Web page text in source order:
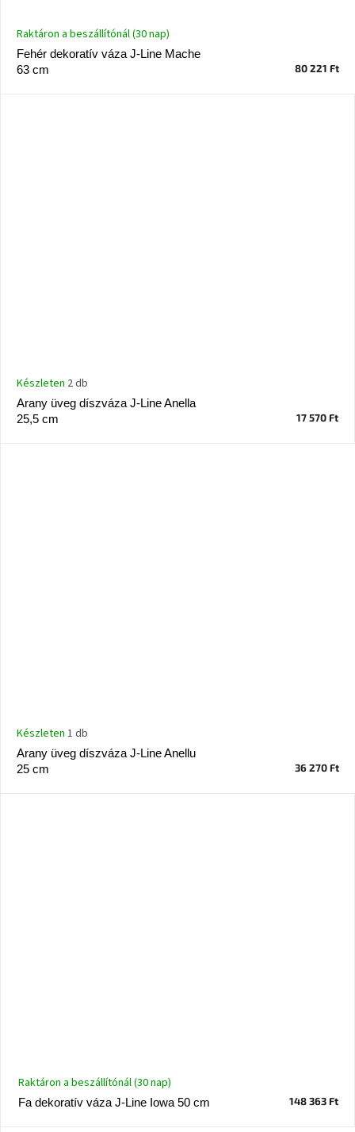
Fehér dekoratív váza J-Line Mache
63 cm
Raktáron a beszállítónál (30 nap)
80 221 Ft
Arany üveg díszváza J-Line Anella
25,5 cm
Készleten 2 db
17 570 Ft
Arany üveg díszváza J-Line Anellu
25 cm
Készleten 1 db
36 270 Ft
Fa dekoratív váza J-Line Iowa 50 cm
Raktáron a beszállítónál (30 nap)
148 363 Ft